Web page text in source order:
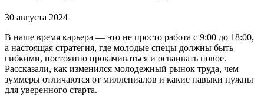
30 августа 2024
В наше время карьера — это не просто работа с 9:00 до 18:00,
а настоящая стратегия, где молодые спецы должны быть
гибкими, постоянно прокачиваться и осваивать новое.
Рассказали, как изменился молодежный рынок труда, чем
зуммеры отличаются от миллениалов и какие навыки нужны
для уверенного старта.